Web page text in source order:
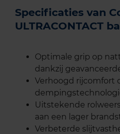
Specificaties van
ULTRACONTACT
Optimale grip op
dankzij
Verhoogd rijcomfort
Uitstekende
aan een lager
Verbeterde